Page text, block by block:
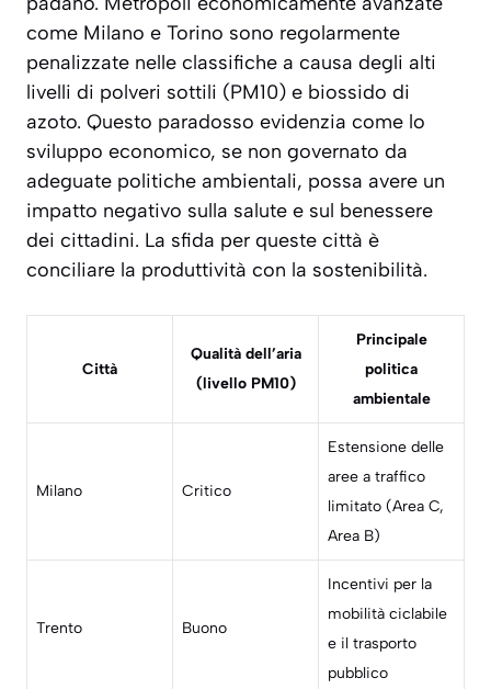
come Milano e Torino sono regolarmente
penalizzate nelle classifiche a causa degli alti
livelli di polveri sottili (PM10) e biossido di
azoto. Questo paradosso evidenzia come lo
sviluppo economico, se non governato da
adeguate politiche ambientali, possa avere un
impatto negativo sulla salute e sul benessere
dei cittadini. La sfida per queste città è
conciliare la produttività con la sostenibilità.
Città
Qualità dell’aria
(livello PM10)
Principale
politica
ambientale
Milano Critico
Estensione delle
aree a traffico
limitato (Area C,
Area B)
Trento Buono
Incentivi per la
mobilità ciclabile
e il trasporto
pubblico